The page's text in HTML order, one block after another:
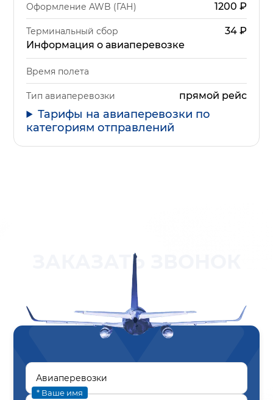
Оформление AWB (ГАН) 1200 ₽
Терминальный сбор 34₽
Информация о авиаперевозке
Время полета
Тип авиаперевозки прямой рейс
Тарифы на авиаперевозки по
категориям отправлений
ЗАКАЗАТЬ ЗВОНОК
* Ваше имя